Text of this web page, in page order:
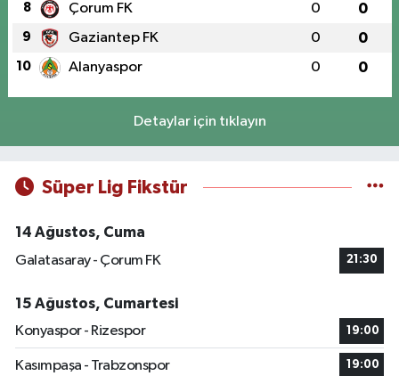
8 Çorum FK 0 0
9 Gaziantep FK 0 0
10 Alanyaspor 0 0
Detaylar için tıklayın
Süper Lig Fikstür
14 Ağustos, Cuma
Galatasaray - Çorum FK
21:30
15 Ağustos, Cumartesi
Konyaspor - Rizespor
19:00
Kasımpaşa - Trabzonspor 19:00